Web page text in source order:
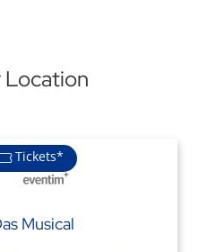
Location
Tickets*
Musical